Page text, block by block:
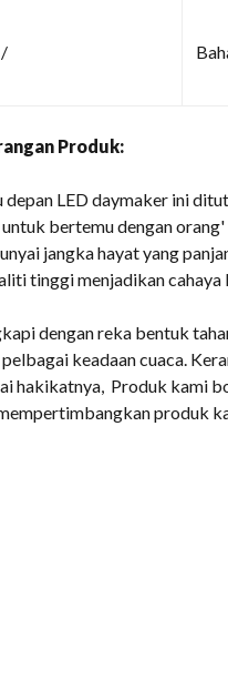
Produk:
depan LED daymaker ini
bertemu dengan
jangka hayat yang
tinggi menjadikan cahaya
dengan reka bentuk
keadaan cuaca.
hakikatnya, Produk kami
produk